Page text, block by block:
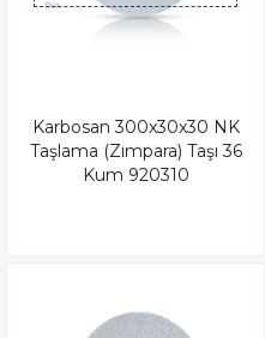
Karbosan 300x30x30 NK
Taşlama (Zımpara) Taşı 36
Kum 920310